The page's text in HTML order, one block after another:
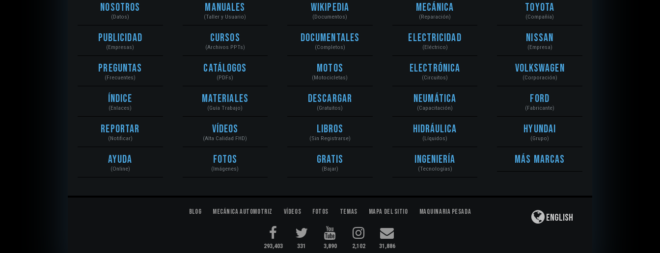
Nosotros
(Datos)
Publicidad
(Empresas)
Preguntas
(Frecuentes)
Índice
(Enlaces)
Reportar
(Notificar)
Ayuda
(Online)
Manuales
(Taller y Usuario)
Cursos
(Archivos PPTs)
Catálogos
(PDFs)
Materiales
(Guía Trabajo)
Vídeos
(Alta Calidad FHD)
Fotos
(Imágenes)
Wikipedia
(Documentos)
Documentales
(Completos)
Motos
(Motocicletas)
Descargar
(Gratuitos)
Libros
(Sin Registrarse)
Gratis
(Bajar)
Mecánica
(Reparación)
Electricidad
(Eléctrico)
Electrónica
(Circuitos)
Neumática
(Capacitación)
Hidráulica
(Líquidos)
Ingeniería
(Tecnologías)
Toyota
(Compañía)
Nissan
(Empresa)
Volkswagen
(Corporación)
Ford
(Fabricante)
Hyundai
(Grupo)
Más Marcas
Blog Mecánica Automotriz Vídeos Fotos Temas Mapa del Sitio Maquinaria Pesada
293,403 331 3,890 2,102 31,886
English